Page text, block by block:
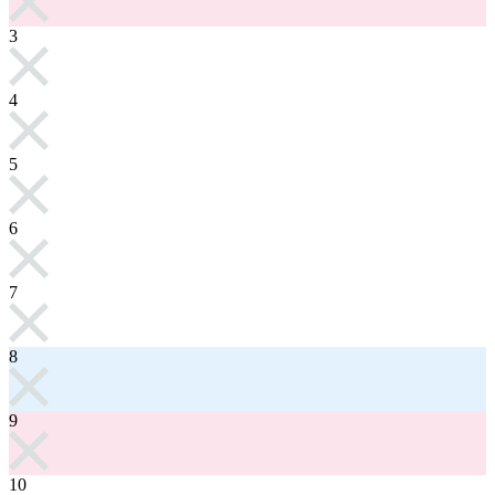
3
4
5
6
7
8
9
10